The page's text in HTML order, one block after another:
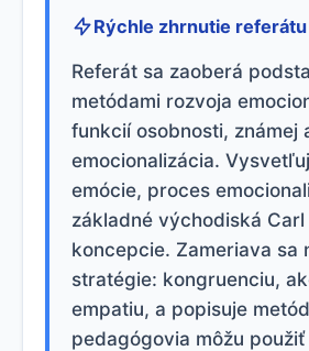
Rýchle zhrnutie referátu
Referát sa zaoberá
metódami rozvoja
funkcií osobnosti, známej
emocionalizácia.
emócie, proces
základné východiská Carl
koncepcie. Zameriava sa
stratégie: kongruenciu,
empatiu, a popisuje
pedagógovia môžu